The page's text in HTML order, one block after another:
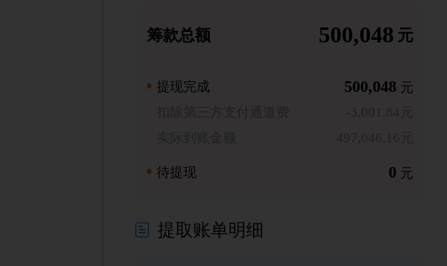
筹款总额 500,048 元
提现完成 500,048 元
待提现 0 元
提取账单明细